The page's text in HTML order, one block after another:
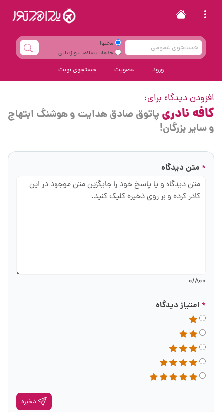
محتوا
خدمات سلامت و زیبایی
ورود عضویت جستجوی نوبت
افزودن دیدگاه برای:
کافه نادری پاتوق صادق هدایت و هوشنگ ابتهاج
و سایر بزرگان!
* متن دیدگاه
0/800
* امتیاز دیدگاه
ذخیره